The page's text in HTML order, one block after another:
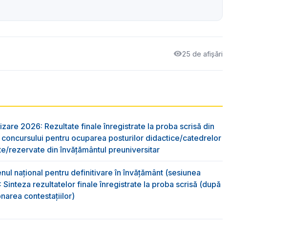
25 de afișări
2026: Rezultate finale înregistrate la proba scrisă din
concursului pentru ocuparea posturilor didactice/catedrelor
rezervate din învăţământul preuniversitar
național pentru definitivare în învățământ (sesiunea
Sinteza rezultatelor finale înregistrate la proba scrisă (după
contestațiilor)